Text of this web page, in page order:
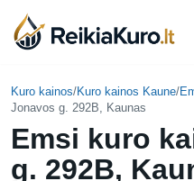
Skip
content
Kuro kainos/Kuro kainos Kaune/
Jonavos g. 292B, Kaunas
Emsi kuro
g. 292B,